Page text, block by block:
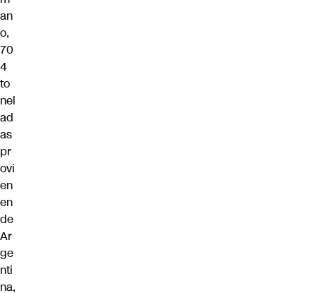
an
o,
70
4
to
nel
ad
as
pr
ovi
en
en
de
Ar
ge
nti
na,